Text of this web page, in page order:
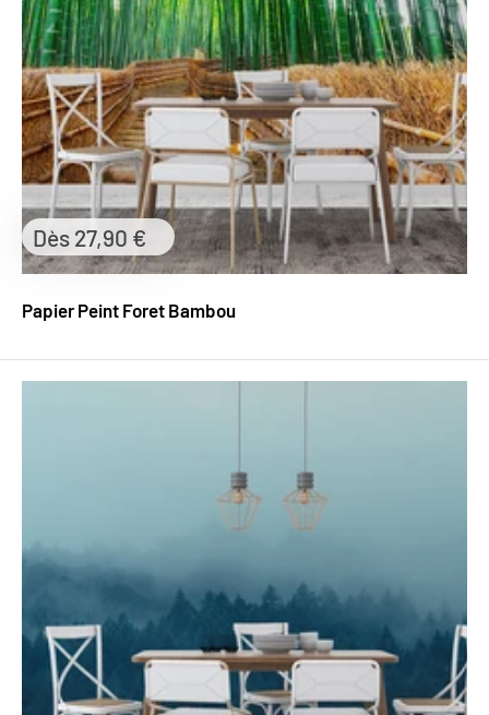
Papier Peint Foret Bambou
Prix
réduit
Dès 27,90 €